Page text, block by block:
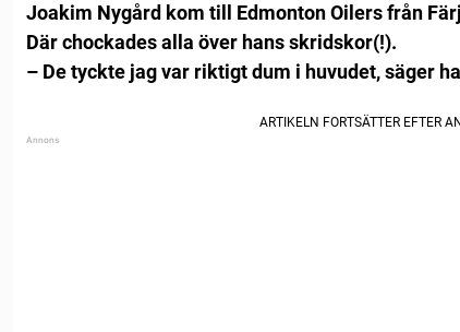
Joakim Nygård kom till Edmonton Oilers från
Där chockades alla över hans skridskor(!).
– De tyckte jag var riktigt dum i huvudet, säger